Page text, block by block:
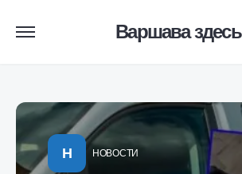
Варшава здесь
Н НОВОСТИ